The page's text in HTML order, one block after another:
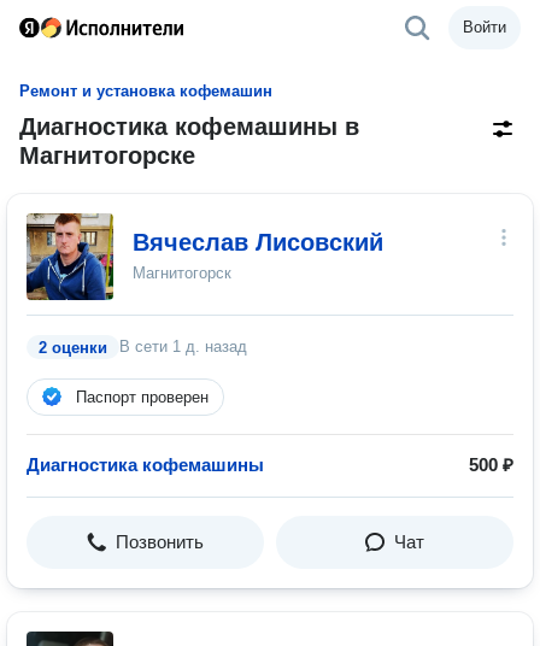
Войти
Ремонт и установка кофемашин
Диагностика кофемашины в
Магнитогорске
Вячеслав Лисовский
Магнитогорск
2 оценки В сети 1 д. назад
Паспорт проверен
Диагностика кофемашины 500 ₽
Позвонить Чат